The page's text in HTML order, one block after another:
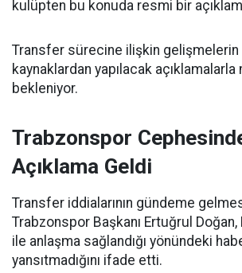
kulüpten bu konuda resmi bir
Transfer sürecine ilişkin
kaynaklardan yapılacak açıklamalarla
bekleniyor.
Trabzonspor
Açıklama Geldi
Transfer iddialarının gündeme
Trabzonspor Başkanı Ertuğrul
ile anlaşma sağlandığı yönündeki
yansıtmadığını ifade etti.